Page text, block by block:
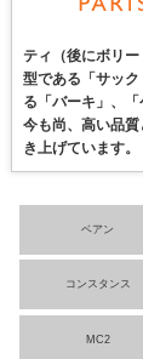
ティ（後にボリ
型である「サッ
る「バーキ」、「
今も尚、高い品
き上げています。
ベアン
コンスタンス
MC2